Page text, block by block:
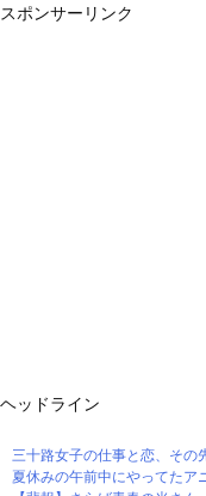
スポンサーリンク
ヘッドライン
三十路女子の仕事と恋、その
夏休みの午前中にやってたア